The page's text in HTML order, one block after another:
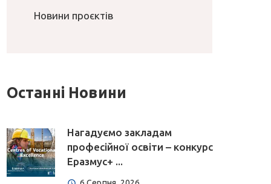
Новини проєктів
Останні Новини
Нагадуємо закладам
професійної освіти – конкурс
Еразмус+ ...